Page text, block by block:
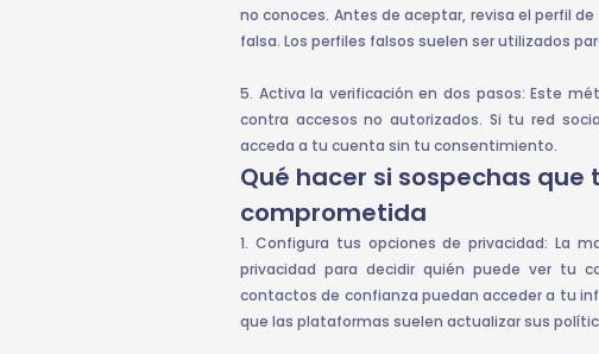
no conoces. Antes de aceptar, revisa el perfil
falsa. Los perfiles falsos suelen ser utilizados
5. Activa la verificación en dos pasos: Este
contra accesos no autorizados. Si tu red
acceda a tu cuenta sin tu consentimiento.
Qué hacer si sospechas
comprometida
1. Configura tus opciones de privacidad: La
privacidad para decidir quién puede ver tu
contactos de confianza puedan acceder a tu
que las plataformas suelen actualizar sus